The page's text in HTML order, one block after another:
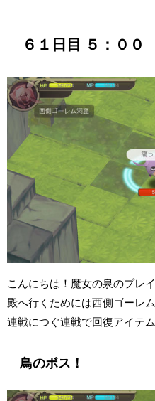
６１日目 ５：００
こんにちは！魔女の泉のプレ
殿へ行くためには西側ゴーレ
連戦につぐ連戦で回復アイテ
鳥のボス！